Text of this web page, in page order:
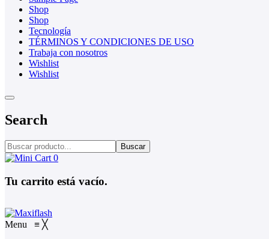
Shop
Shop
Tecnología
TÉRMINOS Y CONDICIONES DE USO
Trabaja con nosotros
Wishlist
Wishlist
Search
Buscar
0
Tu carrito está vacío.
Menu ≡ ╳